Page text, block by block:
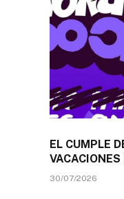
EL CUMPLE
30/07/2026